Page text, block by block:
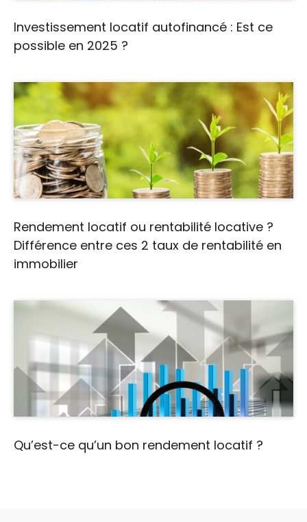
Investissement locatif autofinancé : Est ce
possible en 2025 ?
Rendement locatif ou rentabilité locative ?
Différence entre ces 2 taux de rentabilité en
immobilier
Qu’est-ce qu’un bon rendement locatif ?